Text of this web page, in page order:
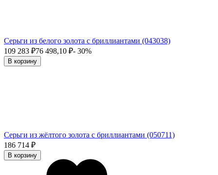
Серьги из белого золота с бриллиантами (043038)
109 283 ₽76 498,10 ₽- 30%
В корзину
Серьги из жёлтого золота с бриллиантами (050711)
186 714 ₽
В корзину